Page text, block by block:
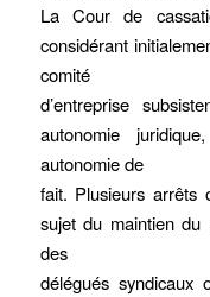
La Cour de
considérant
comité
d’entreprise
autonomie
autonomie de
fait. Plusieurs arrêts
sujet du maintien du
des
délégués